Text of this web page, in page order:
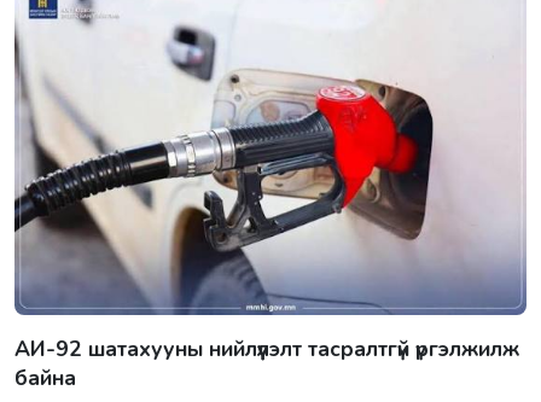
АИ-92 шатахууны нийлүүлэлт тасралтгүй үргэлжилж
байна